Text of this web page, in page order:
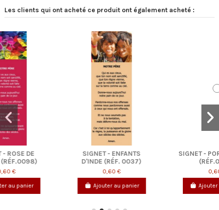
Les clients qui ont acheté ce produit ont également acheté :
SIGNET - ENFANTS
D'INDE (RÉF. 0037)
Ajouter au panier
SIGNET - PORT DE PÊCHE
Ajouter au panier